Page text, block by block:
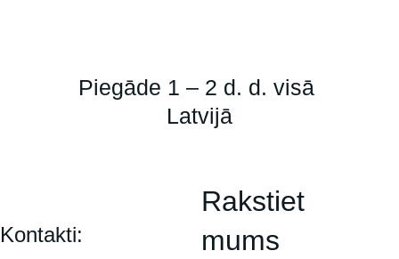
Rakstiet
mums
Kontakti:
Piegāde 1 – 2 d. d. visā
Latvijā